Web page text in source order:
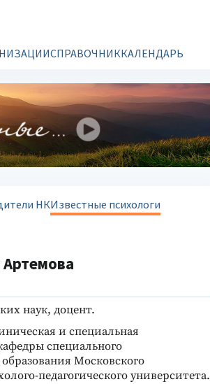
СПРАВОЧНИККАЛЕНДАРЬ
НКИзвестные психологи
наук, доцент.
и специальная
специального
Московского
педагогического университета.